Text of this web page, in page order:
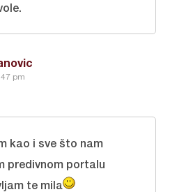
pm
kao i sve što nam
predivnom portalu
te mila